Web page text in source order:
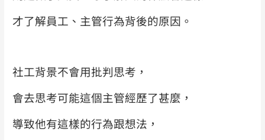
才了解員工、主管行為背後的原因。
社工背景不會用批判思考，
會去思考可能這個主管經歷了甚麼，
導致他有這樣的行為跟想法，